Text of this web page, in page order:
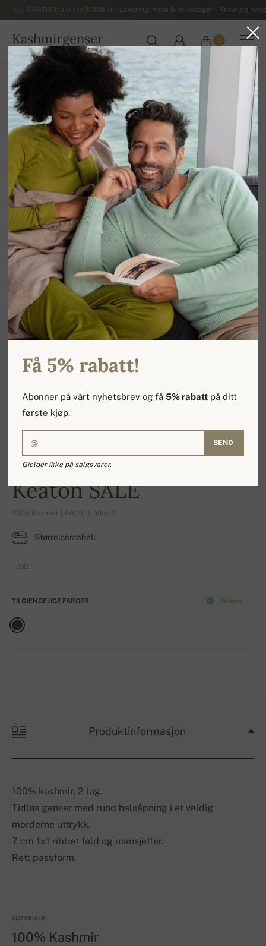
GRATIS frakt fra 3 300 kr – Levering innen 5 virkedager – Retur og
Kashmirgenser
NORGE
0
Hjem
-17%
Keaton SALE
100% Kashmir | Antall tråder: 2
Størrelsestabell
3XL
På lager
TILGJENGELIGE FARGER
Produktinformasjon
100% kashmir, 2 lag.
Tidløs genser med rund halsåpning i et veldig
morderne uttrykk.
7 cm 1x1 ribbet fald og mansjetter.
Rett passform.
MATERIALE
100% Kashmir
Få 5% rabatt!
Abonner på vårt nyhetsbrev og få5% rabatt på ditt
første kjøp.
SEND
Gjelder ikke på salgsvarer.